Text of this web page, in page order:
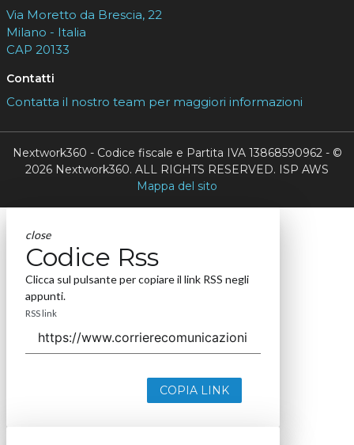
Via Moretto da Brescia, 22
Milano - Italia
CAP 20133
Contatti
Contatta il nostro team per maggiori informazioni
Nextwork360 - Codice fiscale e Partita IVA 13868590962 - ©
2026 Nextwork360. ALL RIGHTS RESERVED. ISP AWS
Mappa del sito
close
Codice Rss
Clicca sul pulsante per copiare il link RSS negli
appunti.
RSS link
COPIA LINK